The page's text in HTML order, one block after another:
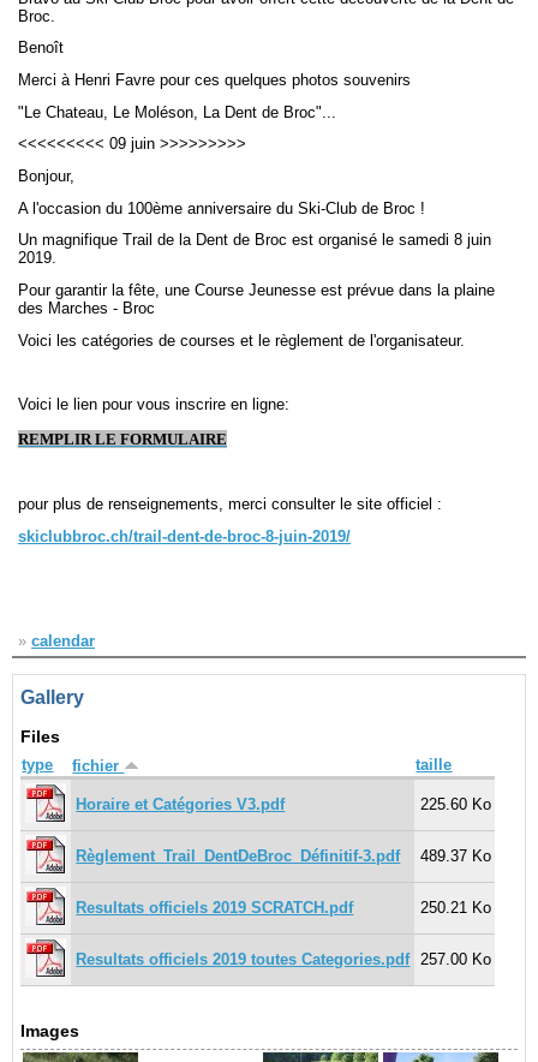
Archives
Navigation
recherche
messages récents
Ouverture de session
Mot de passe:
Créer un nouveau compte
Broc.
Benoît
Merci à Henri Favre pour ces quelques photos souvenirs
"Le Chateau, Le Moléson, La Dent de Broc"...
<<<<<<<<< 09 juin >>>>>>>>>
Bonjour,
A l'occasion du 100ème anniversaire du Ski-Club de Broc !
Un magnifique Trail de la Dent de Broc est organisé le samedi 8 juin
2019.
Pour garantir la fête, une Course Jeunesse est prévue dans la plaine
des Marches - Broc
Voici les catégories de courses et le règlement de l'organisateur.
Voici le lien pour vous inscrire en ligne:
REMPLIR LE FORMULAIRE
pour plus de renseignements, merci consulter le site officiel :
skiclubbroc.ch/trail-dent-de-broc-8-juin-2019/
» calendar
Gallery
Files
type fichier taille
Horaire et Catégories V3.pdf 225.60 Ko
Règlement_Trail_DentDeBroc_Définitif-3.pdf 489.37 Ko
Resultats officiels 2019 SCRATCH.pdf 250.21 Ko
Resultats officiels 2019 toutes Categories.pdf 257.00 Ko
Images